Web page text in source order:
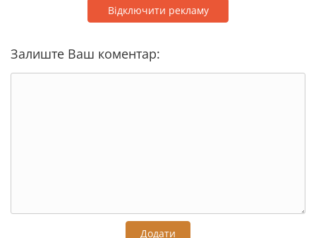
Відключити рекламу
Залиште Ваш коментар:
Додати